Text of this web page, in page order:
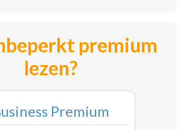
premium
lezen?
Premium